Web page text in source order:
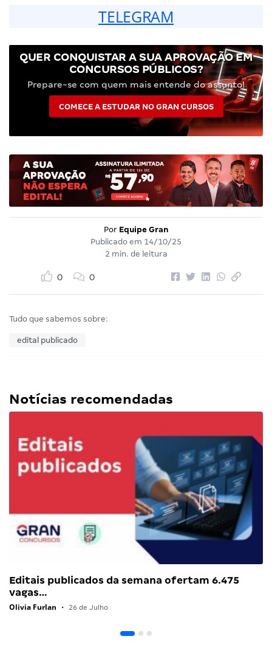
TELEGRAM
QUER CONQUISTAR A SUA APROVAÇÃO EM
CONCURSOS PÚBLICOS?
Prepare-se com quem mais entende do assunto!
COMECE A ESTUDAR NO GRAN CURSOS
Por Equipe Gran
Publicado em 14/10/25
2 min. de leitura
0 0
Tudo que sabemos sobre:
edital publicado
Notícias recomendadas
Editais publicados da semana ofertam 6.475
vagas…
Olivia Furlan • 26 de Julho